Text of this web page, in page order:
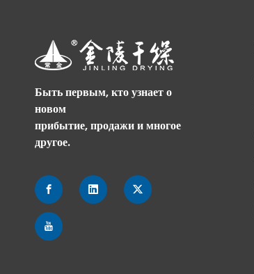
Быть первым, кто узнает о
новом
прибытие, продажи и многое
другое.